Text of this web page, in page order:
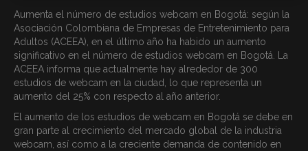
Aumenta el número de estudios webcam en Bogotá: según la
Asociación Colombiana de Empresas de Entretenimiento para
Adultos (ACEEA), en el último año ha habido un aumento
significativo en el número de estudios webcam en Bogotá. La
ACEEA informa que actualmente hay alrededor de 300
estudios de webcam en la ciudad, lo que representa un
aumento del 25% con respecto al año anterior.
El aumento de los estudios de webcam en Bogotá se debe en
gran parte al crecimiento del mercado global de la industria
webcam, así como a la creciente demanda de contenido en